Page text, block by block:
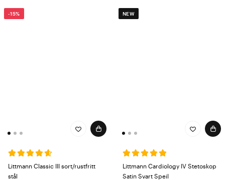
-15%
Littmann Classic III sort/rustfritt
stål
NEW
Littmann Cardiology IV Stetoskop
Satin Svart Speil